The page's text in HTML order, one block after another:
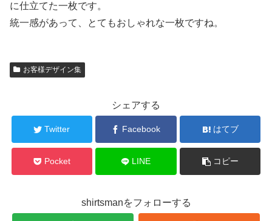
に仕立てた一枚です。
統一感があって、とてもおしゃれな一枚ですね。
お客様デザイン集
シェアする
Twitter Facebook はてブ
Pocket LINE コピー
shirtsmanをフォローする